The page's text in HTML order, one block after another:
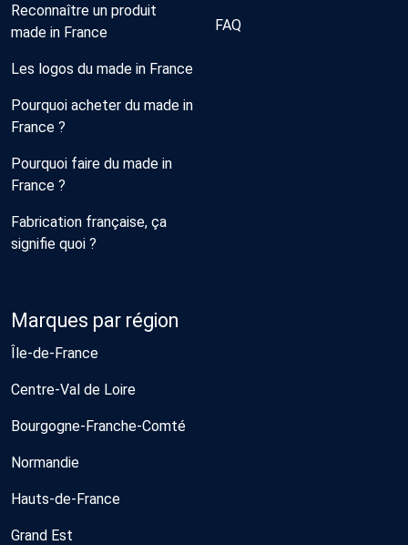
Reconnaître un produit
made in France
Les logos du made in France
Pourquoi acheter du made in
France ?
Pourquoi faire du made in
France ?
Fabrication française, ça
signifie quoi ?
FAQ
Marques par région
Île-de-France
Centre-Val de Loire
Bourgogne-Franche-Comté
Normandie
Hauts-de-France
Grand Est